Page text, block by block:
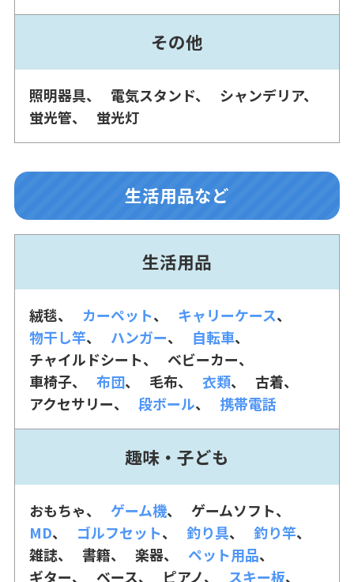
その他
照明器具 電気スタンド
シャンデリア
蛍光管
蛍光灯
生活用品など
生活用品
絨毯 カーペット
キャリーケース
物干し竿
ハンガー
自転車
チャイルドシート
ベビーカー
車椅子
布団 毛布 衣類
古着
アクセサリー
段ボール 携帯電話
趣味・子ども
おもちゃ ゲーム機
ゲームソフト
MD
ゴルフセット 釣り具
釣り竿
雑誌
書籍 楽器
ペット用品
ギター
ベース ピアノ スキー板